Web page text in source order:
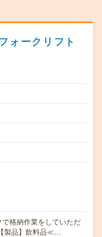
ォークリフト
格納作業をしていただ
製品】飲料品≪…